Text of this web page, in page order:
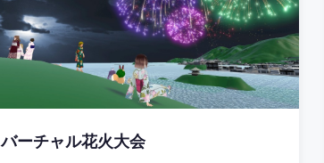
バーチャル花火大会